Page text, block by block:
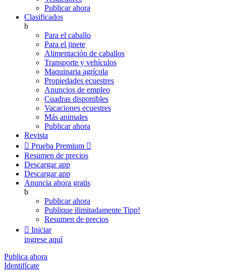
Publicar ahora
Clasificados
b
Para el caballo
Para el jinete
Alimentación de caballos
Transporte y vehículos
Maquinaria agrícola
Propiedades ecuestres
Anuncios de empleo
Cuadras disponibles
Vacaciones ecuestres
Más animales
Publicar ahora
Revista
 Prueba Premium 
Resumen de precios
Descargar app
Descargar app
Anuncia ahora gratis
b
Publicar ahora
Publique ilimitadamente Tipp!
Resumen de precios
 Iniciar
ingrese aquí
Publica ahora
Identifícate